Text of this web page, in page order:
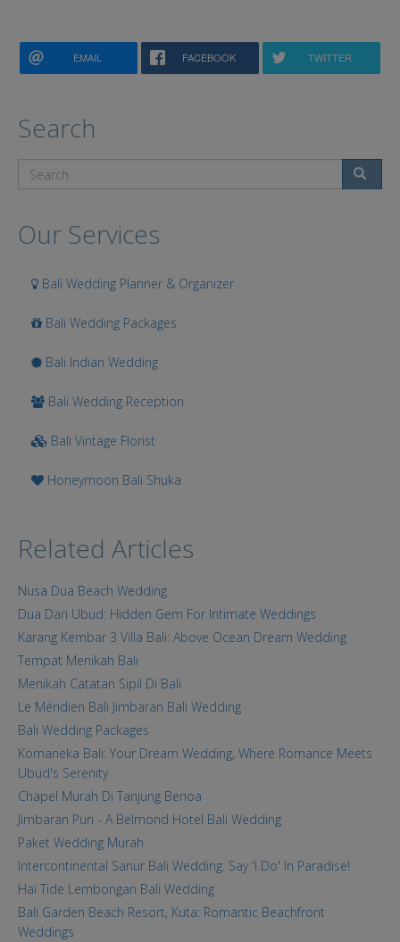
EMAIL FACEBOOK TWITTER
Search
Our Services
Bali Wedding Planner & Organizer
Bali Wedding Packages
Bali Indian Wedding
Bali Wedding Reception
Bali Vintage Florist
Honeymoon Bali Shuka
Related Articles
Nusa Dua Beach Wedding
Dua Dari Ubud: Hidden Gem For Intimate Weddings
Karang Kembar 3 Villa Bali: Above Ocean Dream Wedding
Tempat Menikah Bali
Menikah Catatan Sipil Di Bali
Le Méridien Bali Jimbaran Bali Wedding
Bali Wedding Packages
Komaneka Bali: Your Dream Wedding, Where Romance Meets
Ubud's Serenity
Chapel Murah Di Tanjung Benoa
Jimbaran Puri - A Belmond Hotel Bali Wedding
Paket Wedding Murah
Intercontinental Sanur Bali Wedding: Say 'I Do' In Paradise!
Hai Tide Lembongan Bali Wedding
Bali Garden Beach Resort, Kuta: Romantic Beachfront
Weddings